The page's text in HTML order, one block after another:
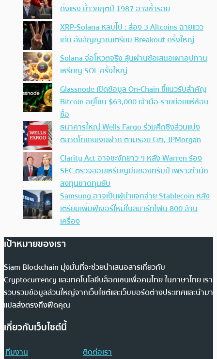
ดิ่งแรง ย้ำวิกฤตปี 1987 อาจซ้ำรอย
XRP-Solana หลบไป : ส่อง 3 Altcoins ฉายแวว
เด่น ส่งสัญญาณเตรียม Breakout ครั้งใหญ่
Solana จ่อโหวตจริง ลุ้นผ่านข้อเสนอเผาอุปทาน
เหรียญ SOL ครั้งใหญ่
Glassnode เปิดข้อมูล On-Chain ชี้แนวรับสำคัญ
Bitcoin อยู่โซน $63,000 เจ้ามือ-รายย่อยแห่ช้อน
ซื้อ
ธนาคารใหญ่ Wells Fargo ร่วมศึกชิงส่วนแบ่ง
ตลาดโทเคนเงินฝาก ตามรอย Citi, JPMorgan
Clarity Act อาจชะงักยาว ๆ หลัง Warren ร้อง
SEC ตรวจสอบเหรียญมีมของทรัมป์ เพราะทำนัก
ลงทุนขาดทุนยับ
Samsung อาจเป็นผู้นำแจกจ่าย Stablecoin หลัง
เตรียมเพิ่มฟีเจอร์ใหม่ในสมาร์ทโฟน 800 ล้าน
เครื่อง
เป้าหมายของเรา
Siam Blockchain มุ่งมั่นที่จะช่วยนำเสนอสารเกี่ยวกับ
Cryptocurrency และเทคโนโลยีบล็อกเชนเพื่อคนไทย ในภาษาไทย เรา
รวบรวมข้อมูลส่วนใหญ่จากเว็บไซต์และเว็บบอร์ดต่างประเทศและนำมา
แปลส่งตรงถึงฟีดคุณ
เกี่ยวกับเว็บไซต์นี้
ทีมงาน
ติดต่อเรา